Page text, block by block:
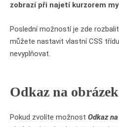
zobrazí při najetí kurzorem
Poslední možností je zde rozbalit
můžete nastavit vlastní CSS
nevyplňovat.
Odkaz na obrázek
Pokud zvolíte možnost Odkaz